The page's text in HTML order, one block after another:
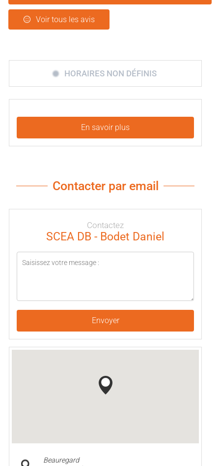
Voir tous les avis
HORAIRES NON DÉFINIS
En savoir plus
Contacter par email
Contactez
SCEA DB - Bodet Daniel
Envoyer
Beauregard